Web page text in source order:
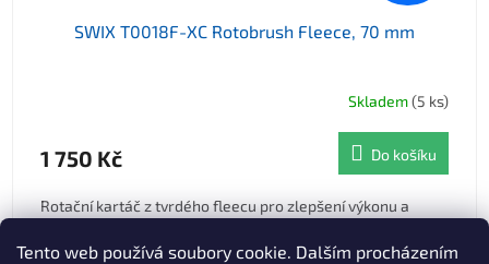
Tento web používá soubory cookie. Dalším procházením
SWIX T0018F-XC Rotobrush Fleece, 70 mm
Skladem(5 ks)
1 750 Kč Do košíku
Rotační kartáč z tvrdého fleecu pro zlepšení výkonu a
lyže.